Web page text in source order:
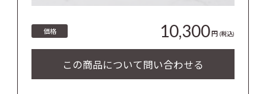
価格 10,300円 (税込)